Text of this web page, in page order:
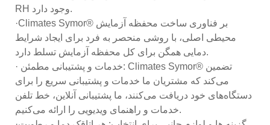
RH وجود دارد.
·Climates Symor® بر فناوری ساخت محفظه آزمایش
محیطی اصلی، با روشی منحصر به فرد برای ایجاد شرایط
دمایی همگن برای کل محفظه آزمایش تسلط دارد.
· خدمات و پشتیبانی مطمئن: Climates Symor® تضمین
می‌کند که مشتریان ما خدمات و پشتیبانی سریع را برای
دستگاه‌های خود دریافت می‌کنند، ما پشتیبانی آنلاین، خط تلفن
خدمات و راهنمای ویدیویی را ارائه می‌کنیم.